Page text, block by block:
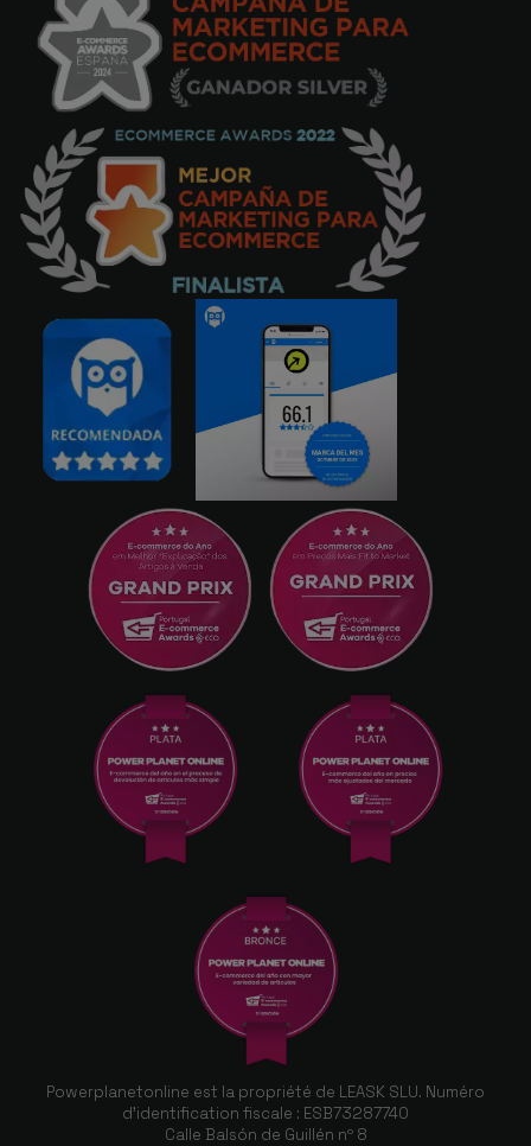
Powerplanetonline est la propriété de LEASK SLU. Numéro
d'identification fiscale : ESB73287740
Calle Balsón de Guillén nº 8